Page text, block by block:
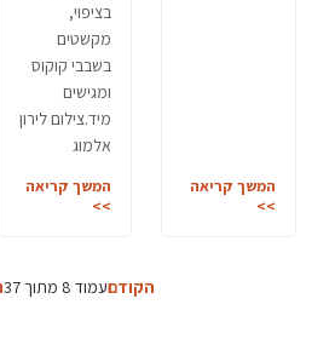
המשך קריאה
>>
בציפוי,
מקשטים
בשבבי קוקוס
ומגישים
מיד.צילום לירון
אלמוג
המשך קריאה
>>
הקודםעמוד 8 מתוך 37